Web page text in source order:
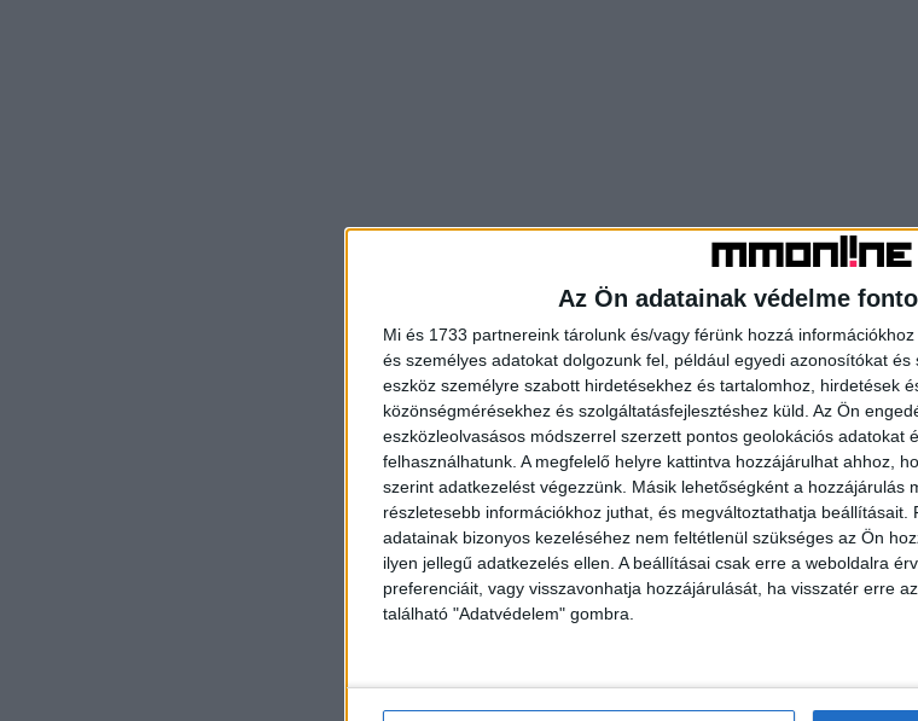
Az Ön adatainak védelme
Mi és 1733 partnereink tárolunk és/vagy férünk hozzá
és személyes adatokat dolgozunk fel, például egyedi azonosítókat
eszköz személyre szabott hirdetésekhez és tartalomhoz, hirdetések
közönségmérésekhez és szolgáltatásfejlesztéshez küld. Az Ön
eszközleolvasásos módszerrel szerzett pontos geolokációs adatokat
felhasználhatunk. A megfelelő helyre kattintva hozzájárulhat ahhoz,
szerint adatkezelést végezzünk. Másik lehetőségként a hozzájárulás
részletesebb információkhoz juthat, és megváltoztathatja beállításait.
adatainak bizonyos kezeléséhez nem feltétlenül szükséges az Ön
ilyen jellegű adatkezelés ellen. A beállításai csak erre a weboldalra
preferenciáit, vagy visszavonhatja hozzájárulását, ha visszatér erre
található "Adatvédelem" gombra.